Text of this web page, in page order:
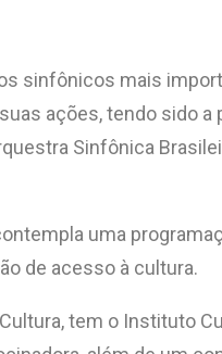
sinfônicos mais
ações, tendo sido
Sinfônica
uma
de acesso à cultura.
tem o Instituto